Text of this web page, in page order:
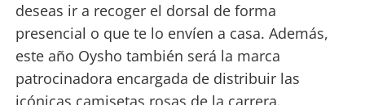
deseas ir a recoger el dorsal de forma
presencial o que te lo envíen a casa. Además,
este año Oysho también será la marca
patrocinadora encargada de distribuir las